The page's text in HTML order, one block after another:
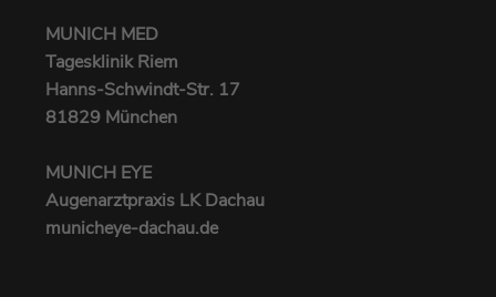
MUNICH MED
Tagesklinik Riem
Hanns-Schwindt-Str. 17
81829 München
MUNICH EYE
Augenarztpraxis LK Dachau
municheye-dachau.de